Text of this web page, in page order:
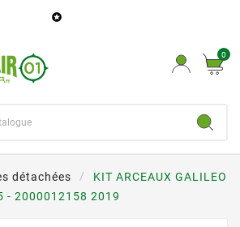

0
détachées
KIT ARCEAUX GALILEO
- 2000012158 2019